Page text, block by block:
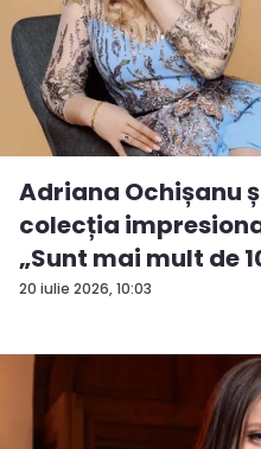
20 iulie 2026, 10:03
Adriana Ochișanu
colecția
„Sunt mai mult de
VID...